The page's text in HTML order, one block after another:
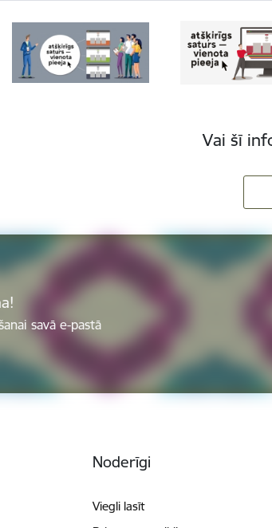
Vai šī
savā e-pastā
Noderīgi
Viegli lasīt